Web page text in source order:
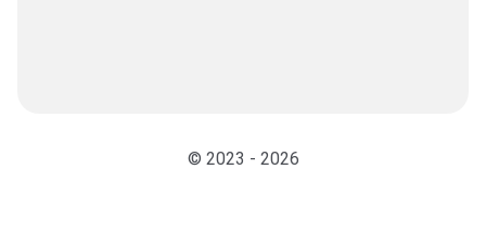
© 2023 - 2026